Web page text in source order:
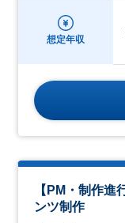
想定年収
【PM・制作
ンツ制作